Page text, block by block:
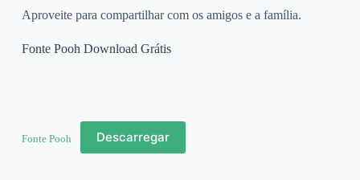
Aproveite para compartilhar com os amigos e a família.
Fonte Pooh Download Grátis
Fonte Pooh Descarregar